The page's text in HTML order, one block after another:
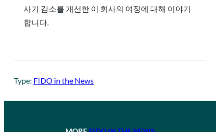
사기 감소를 개선한 이 회사의 여정에 대해 이야기
합니다.
Type: FIDO in the News